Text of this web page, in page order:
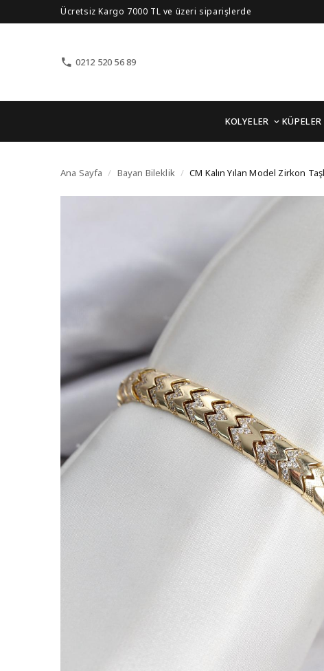
Ücretsiz Kargo 7000 TL ve üzeri siparişlerde
0212 520 56 89
KOLYELER KÜPELER
CM Kalın Yılan Model
Ana Sayfa / Bayan Bileklik / CM Kalın Yılan Model Zirkon